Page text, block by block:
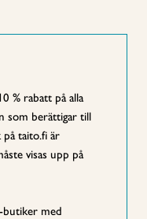
% rabatt på alla
som berättigar till
taito.fi är
visas upp på
butiker med